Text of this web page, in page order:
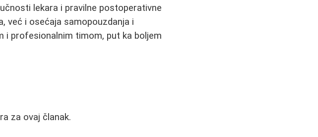
lekara i pravilne postoperativne
već i osećaja samopouzdanja i
i profesionalnim timom, put ka boljem
za ovaj članak.